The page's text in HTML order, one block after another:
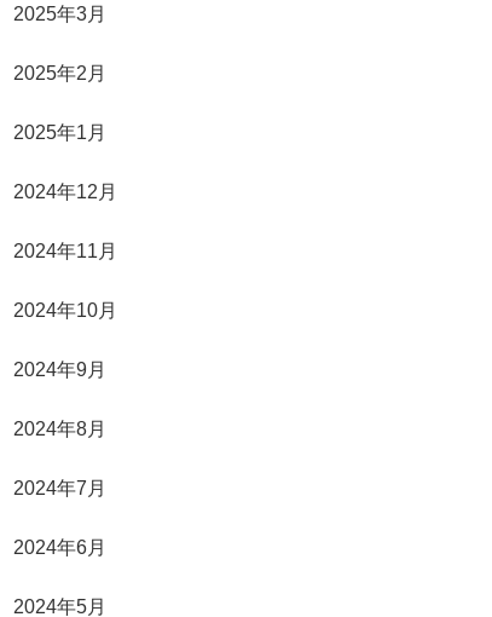
2025年3月
2025年2月
2025年1月
2024年12月
2024年11月
2024年10月
2024年9月
2024年8月
2024年7月
2024年6月
2024年5月